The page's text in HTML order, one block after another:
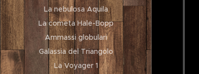
La nebulosa Aquila
La cometa Hale-Bopp
Ammassi globulari
Galassia del Triangolo
La Voyager 1